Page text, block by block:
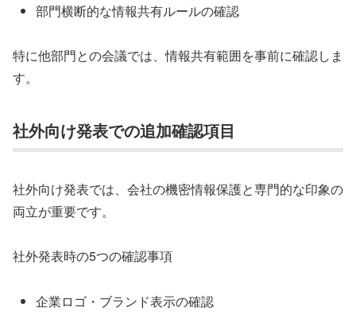
部門横断的な情報共有ルールの確認
特に他部門との会議では、情報共有範囲を事前に確認しま
す。
社外向け発表での追加確認項目
社外向け発表では、会社の機密情報保護と専門的な印象の
両立が重要です。
社外発表時の5つの確認事項
企業ロゴ・ブランド表示の確認